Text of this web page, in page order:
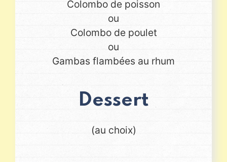
Colombo de poisson
ou
Colombo de poulet
ou
Gambas flambées au rhum
Dessert
(au choix)